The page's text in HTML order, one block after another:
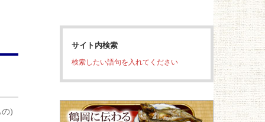
)
サイト内検索
検索したい語句を入れてください